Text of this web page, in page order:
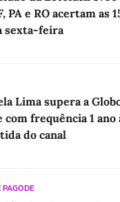
PA e RO acertam as
sexta-feira
Lima supera a
com frequência 1 ano
do canal